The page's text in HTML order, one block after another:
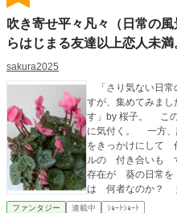
吹き寄せ平々凡々（日常の
らはじまる友達以上恋人未
sakura2025
「さり気ない日常
すが、集めてみま
す」by 桜子。 この
に気付く。 一方、
をきっかけにして
ルの 付き合いも すすんでゆく
存在が 葵の日常を 惑わ
は 何者なのか？
と 普通に育てられ
ファンタジー 連載中 ｼｮｰﾄｼｮｰﾄ